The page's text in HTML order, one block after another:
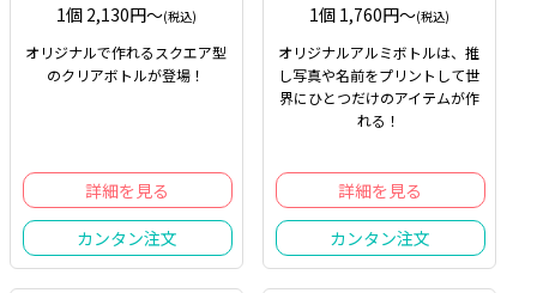
1個 2,130円〜(税込)
オリジナルで作れるスクエア型
のクリアボトルが登場！
詳細を見る
カンタン注文
1個 1,760円〜(税込)
オリジナルアルミボトルは、推
し写真や名前をプリントして世
界にひとつだけのアイテムが作
れる！
詳細を見る
カンタン注文